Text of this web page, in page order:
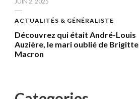
ACTUALITÉS & GÉNÉRALISTE
Découvrez qui était André-Louis
Auzière, le mari oublié de Brigitte
Macron